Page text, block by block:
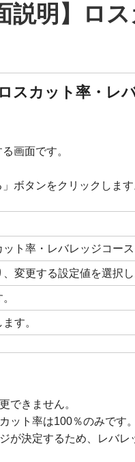
説明】ロ
スカット率・レ
画面です。
ボタンをクリックします
ト率・レバレッジコース
変更する設定値を選択し
す。
できません。
ット率は100％のみです。
が決定するため、レバレ